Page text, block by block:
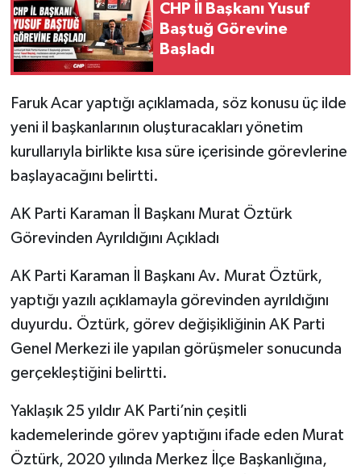
CHP İl Başkanı Yusuf
Baştuğ Görevine
Başladı
Faruk Acar yaptığı açıklamada, söz konusu üç ilde
yeni il başkanlarının oluşturacakları yönetim
kurullarıyla birlikte kısa süre içerisinde görevlerine
başlayacağını belirtti.
AK Parti Karaman İl Başkanı Murat Öztürk
Görevinden Ayrıldığını Açıkladı
AK Parti Karaman İl Başkanı Av. Murat Öztürk,
yaptığı yazılı açıklamayla görevinden ayrıldığını
duyurdu. Öztürk, görev değişikliğinin AK Parti
Genel Merkezi ile yapılan görüşmeler sonucunda
gerçekleştiğini belirtti.
Yaklaşık 25 yıldır AK Parti’nin çeşitli
kademelerinde görev yaptığını ifade eden Murat
Öztürk, 2020 yılında Merkez İlçe Başkanlığına,